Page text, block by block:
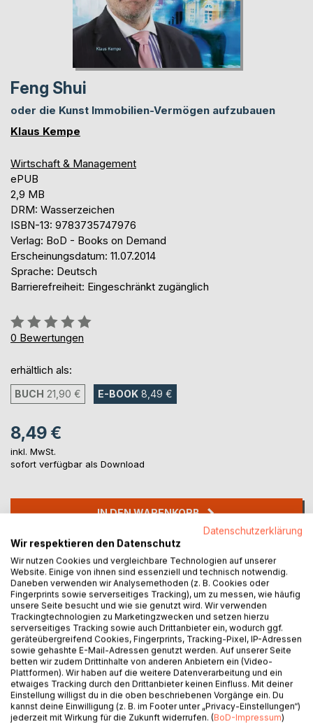
Feng Shui
oder die Kunst Immobilien-Vermögen aufzubauen
Klaus Kempe
Wirtschaft & Management
ePUB
2,9 MB
DRM: Wasserzeichen
ISBN-13: 9783735747976
Verlag: BoD - Books on Demand
Erscheinungsdatum: 11.07.2014
Sprache: Deutsch
Barrierefreiheit: Eingeschränkt zugänglich
Bewertung::
0%
0 Bewertungen
erhältlich als:
BUCH 21,90 € E-BOOK 8,49 €
8,49 €
inkl. MwSt.
sofort verfügbar als Download
IN DEN WARENKORB
Auf die Merkliste
Titel bewerten
BESCHREIBUNG
Feng Shui oder die Kunst Immobilien-Vermögen
Datenschutzerklärung
Wir respektieren den Datenschutz
Wir nutzen Cookies und vergleichbare Technologien auf unserer
Website. Einige von ihnen sind essenziell und technisch notwendig.
Daneben verwenden wir Analysemethoden (z. B. Cookies oder
Fingerprints sowie serverseitiges Tracking), um zu messen, wie häufig
unsere Seite besucht und wie sie genutzt wird. Wir verwenden
Trackingtechnologien zu Marketingzwecken und setzen hierzu
serverseitiges Tracking sowie auch Drittanbieter ein, wodurch ggf.
geräteübergreifend Cookies, Fingerprints, Tracking-Pixel, IP-Adressen
sowie gehashte E-Mail-Adressen genutzt werden. Auf unserer Seite
betten wir zudem Drittinhalte von anderen Anbietern ein (Video-
Plattformen). Wir haben auf die weitere Datenverarbeitung und ein
etwaiges Tracking durch den Drittanbieter keinen Einfluss. Mit deiner
Einstellung willigst du in die oben beschriebenen Vorgänge ein. Du
kannst deine Einwilligung (z. B. im Footer unter „Privacy-Einstellungen“)
jederzeit mit Wirkung für die Zukunft widerrufen. (BoD-Impressum)